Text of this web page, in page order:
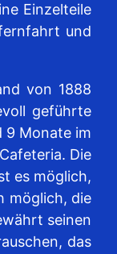
Einzelteile
und
von 1888
geführte
9 Monate im
Die
es möglich,
möglich, die
seinen
das